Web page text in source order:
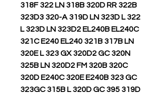
318F 322 LN 318B 320D RR 322B
323D3 320-A 319D LN 323D L 322
L 323D LN 323D2 EL240B EL240C
321C E240 EL240 321B 317B LN
320E L 323 GX 320D2 GC 320N
325B LN 320D2 FM 320B 320C
320D E240C 320E E240B 323 GC
323GC 315B L 320D GC 395 319D